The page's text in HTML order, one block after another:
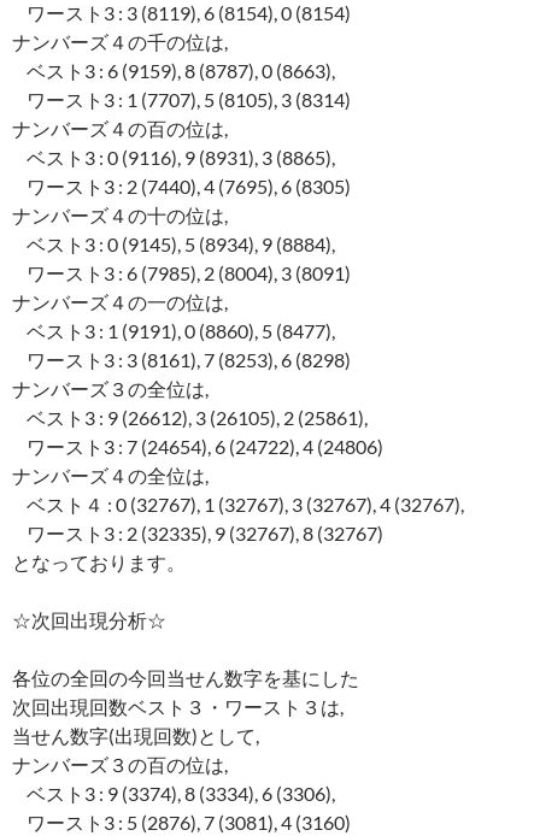
ワースト3 : 3 (8119), 6 (8154), 0 (8154)
ナンバーズ４の千の位は,
ベスト3 : 6 (9159), 8 (8787), 0 (8663),
ワースト3 : 1 (7707), 5 (8105), 3 (8314)
ナンバーズ４の百の位は,
ベスト3 : 0 (9116), 9 (8931), 3 (8865),
ワースト3 : 2 (7440), 4 (7695), 6 (8305)
ナンバーズ４の十の位は,
ベスト3 : 0 (9145), 5 (8934), 9 (8884),
ワースト3 : 6 (7985), 2 (8004), 3 (8091)
ナンバーズ４の一の位は,
ベスト3 : 1 (9191), 0 (8860), 5 (8477),
ワースト3 : 3 (8161), 7 (8253), 6 (8298)
ナンバーズ３の全位は,
ベスト3 : 9 (26612), 3 (26105), 2 (25861),
ワースト3 : 7 (24654), 6 (24722), 4 (24806)
ナンバーズ４の全位は,
ベスト４ : 0 (32767), 1 (32767), 3 (32767), 4 (32767),
ワースト3 : 2 (32335), 9 (32767), 8 (32767)
となっております。
☆次回出現分析☆
各位の全回の今回当せん数字を基にした
次回出現回数ベスト３・ワースト３は,
当せん数字(出現回数)として,
ナンバーズ３の百の位は,
ベスト3 : 9 (3374), 8 (3334), 6 (3306),
ワースト3 : 5 (2876), 7 (3081), 4 (3160)